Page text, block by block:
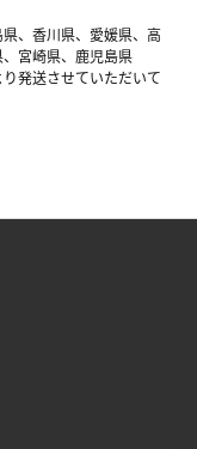
、香川県、愛媛県、高
宮崎県、鹿児島県
発送させていただいて